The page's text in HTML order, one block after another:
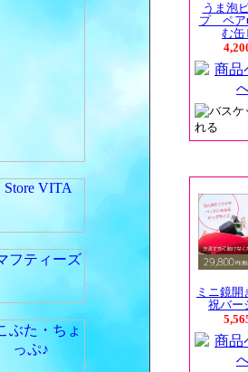
うま泡
プ ペア
む缶
ミニ鏡開
祝バー